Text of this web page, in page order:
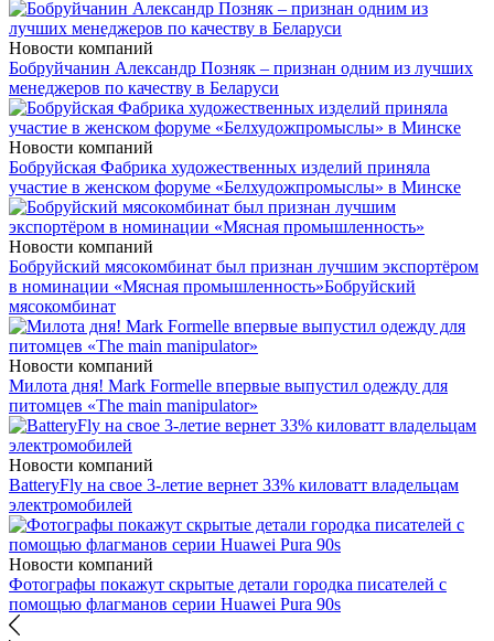
Новости компаний
Бобруйчанин Александр Позняк – признан одним из лучших
менеджеров по качеству в Беларуси
Новости компаний
Бобруйская Фабрика художественных изделий приняла
участие в женском форуме «Белхудожпромыслы» в Минске
Новости компаний
Бобруйский мясокомбинат был признан лучшим экспортёром
в номинации «Мясная промышленность»Бобруйский
мясокомбинат
Новости компаний
Милота дня! Mark Formelle впервые выпустил одежду для
питомцев «The main manipulator»
Новости компаний
BatteryFly на свое 3-летие вернет 33% киловатт владельцам
электромобилей
Новости компаний
Фотографы покажут скрытые детали городка писателей с
помощью флагманов серии Huawei Pura 90s